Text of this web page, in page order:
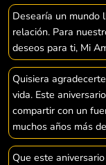
Desearía un mundo
relación. Para
deseos para ti, Mi
Quisiera
vida. Este
compartir con un
muchos años más
Que este